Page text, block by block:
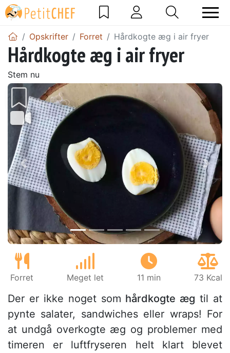
Opskrifter Forret Hårdkogte æg i air fryer
Hårdkogte æg i air fryer
Stem nu
Tidligere
Forret Meget let 11 min 73 Kcal
Der er ikke noget som hårdkogte æg til at
pynte salater, sandwiches eller wraps! For
at undgå overkogte æg og problemer med
timeren er luftfryseren helt klart blevet